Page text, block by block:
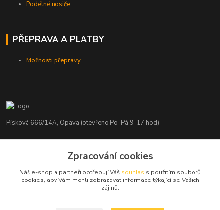
Podélné nosiče
PŘEPRAVA A PLATBY
Možnosti přepravy
Písková 666/14A, Opava (otevřeno Po-Pá 9-17 hod)
+420 776 839 986
info@nosice.com
Zpracování cookies
Náš e-shop a partneři potřebují Váš souhlas s použitím souborů
cookies, aby Vám mohli zobrazovat informace týkající se Vašich
zájmů.